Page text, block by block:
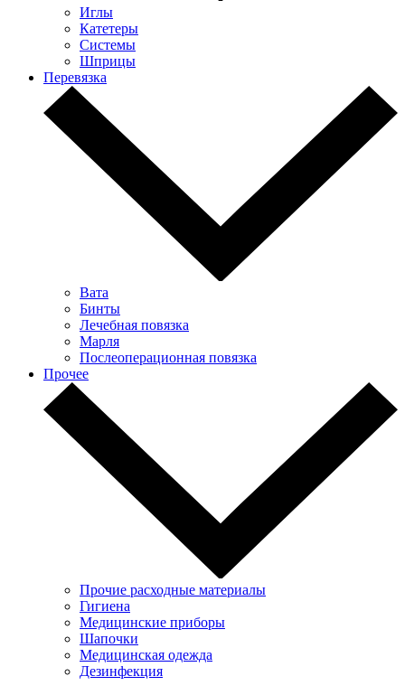
Иглы
Катетеры
Системы
Шприцы
Перевязка
Вата
Бинты
Лечебная повязка
Марля
Послеоперационная повязка
Прочее
Прочие расходные материалы
Гигиена
Медицинские приборы
Шапочки
Медицинская одежда
Дезинфекция